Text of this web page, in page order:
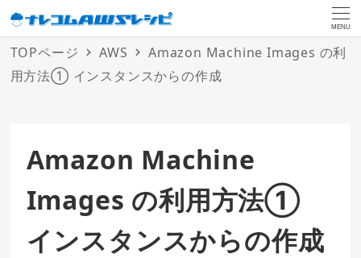
MENU
TOPページ AWS
Amazon Machine Images の利
用方法① インスタンスからの作成
Amazon Machine
Images の利用方法①
インスタンスからの作成